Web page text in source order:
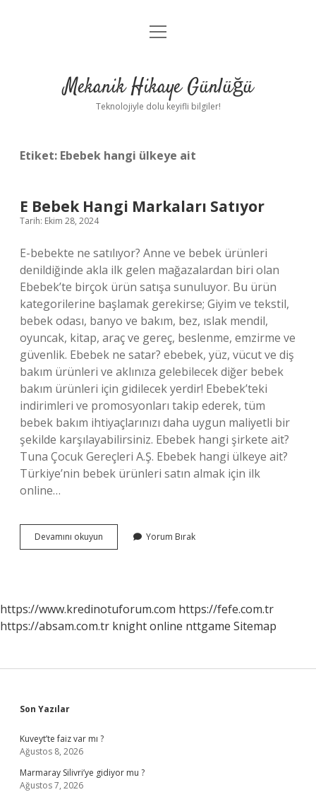
Anasayfa
Yasal Uyarı
menüyü
Mekanik Hikaye Günlüğü
Teknolojiyle dolu keyifli bilgiler!
Etiket: Ebebek hangi ülkeye ait
E Bebek Hangi Markaları Satıyor
Tarih: Ekim 28, 2024
E-bebekte ne satılıyor? Anne ve bebek ürünleri
denildiğinde akla ilk gelen mağazalardan biri olan
Ebebek’te birçok ürün satışa sunuluyor. Bu ürün
kategorilerine başlamak gerekirse; Giyim ve tekstil,
bebek odası, banyo ve bakım, bez, ıslak mendil,
oyuncak, kitap, araç ve gereç, beslenme, emzirme ve
güvenlik. Ebebek ne satar? ebebek, yüz, vücut ve diş
bakım ürünleri ve aklınıza gelebilecek diğer bebek
bakım ürünleri için gidilecek yerdir! Ebebek’teki
indirimleri ve promosyonları takip ederek, tüm
bebek bakım ihtiyaçlarınızı daha uygun maliyetli bir
şekilde karşılayabilirsiniz. Ebebek hangi şirkete ait?
Tuna Çocuk Gereçleri A.Ş. Ebebek hangi ülkeye ait?
Türkiye’nin bebek ürünleri satın almak için ilk
online…
Devamını okuyun
Bebek
Yorum Bırak
https://www.kredinotuforum.com https://fefe.com.tr
https://absam.com.tr knight online nttgame Sitemap
Sidebar
Son Yazılar
Kuveyt’te faiz var mı ?
Ağustos 8, 2026
Marmaray Silivri’ye gidiyor mu ?
Ağustos 7, 2026